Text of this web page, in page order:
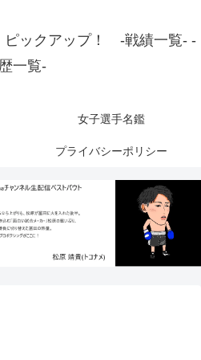
ックアップ！ -戦績一覧- -
一覧-
女子選手名鑑
プライバシーポリシー